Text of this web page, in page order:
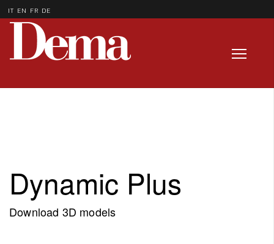
IT EN FR DE
Dynamic Plus
Download 3D models